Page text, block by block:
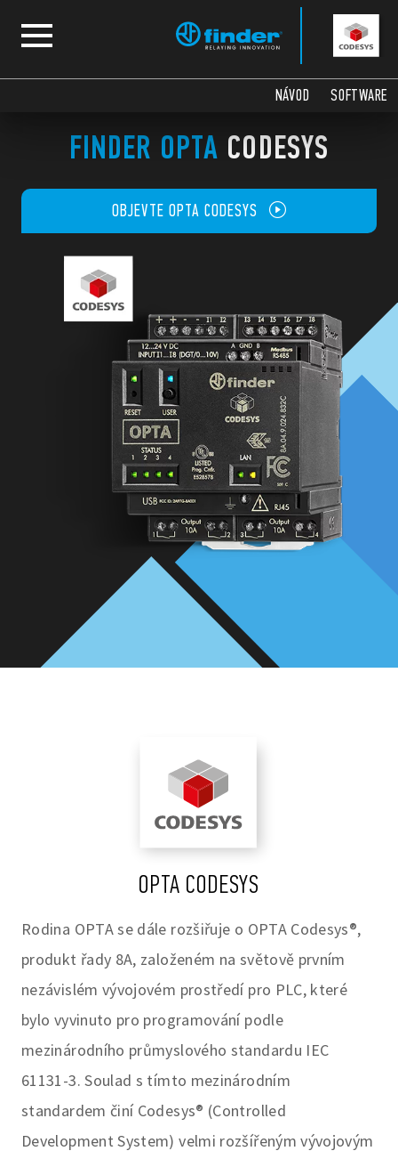
NÁVOD SOFTWARE
FINDER OPTA CODESYS
OBJEVTE OPTA CODESYS
OPTA CODESYS
Rodina OPTA se dále rozšiřuje o OPTA Codesys®,
produkt řady 8A, založeném na světově prvním
nezávislém vývojovém prostředí pro PLC, které
bylo vyvinuto pro programování podle
mezinárodního průmyslového standardu IEC
61131-3. Soulad s tímto mezinárodním
standardem činí Codesys® (Controlled
Development System) velmi rozšířeným vývojovým